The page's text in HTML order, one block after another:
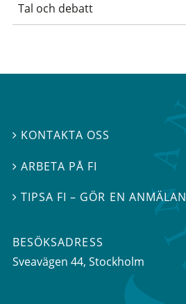
Tal och debatt
 KONTAKTA OSS
 ARBETA PÅ FI
TIPSA FI – GÖR EN ANMÄLAN
BESÖKSADRESS
Sveavägen 44, Stockholm